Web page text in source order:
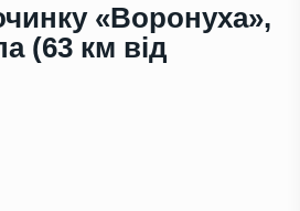
«Воронуха»,
(63 км від